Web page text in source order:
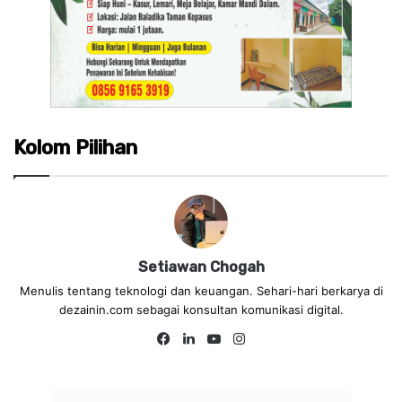
Kolom Pilihan
Setiawan Chogah
Menulis tentang teknologi dan keuangan. Sehari-hari berkarya di
dezainin.com sebagai konsultan komunikasi digital.
Fa
Lin
Yo